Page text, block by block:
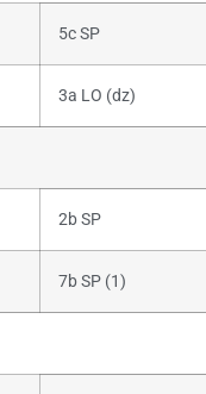
5c SP
3a LO (dz)
2b SP
7b SP (1)